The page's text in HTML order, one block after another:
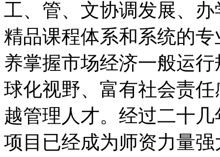
工、管、文协调发展、
精品课程体系和系统的
养掌握市场经济一般运
球化视野、富有社会责
越管理人才。经过二十
项目已经成为师资力量